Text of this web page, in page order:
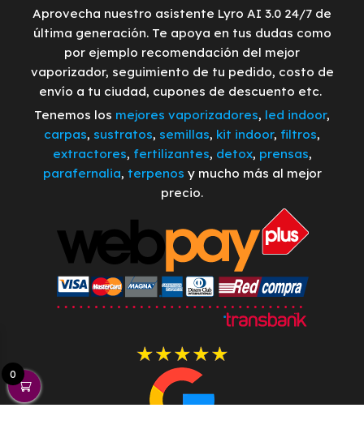
Aprovecha nuestro asistente Lyro AI 3.0 24/7 de
última generación. Te apoya en tus dudas como
por ejemplo recomendación del mejor
vaporizador, seguimiento de tu pedido, costo de
envío a tu ciudad, cupones de descuento etc.
Tenemos los mejores vaporizadores, led indoor,
carpas, sustratos, semillas, kit indoor, filtros,
extractores, fertilizantes, detox, prensas,
parafernalia, terpenos y mucho más al mejor
precio.
0